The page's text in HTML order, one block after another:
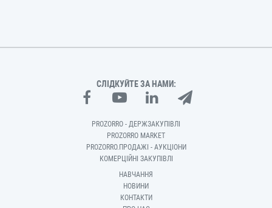
СЛІДКУЙТЕ ЗА НАМИ:
PROZORRO - ДЕРЖЗАКУПІВЛІ
PROZORRO MARKET
PROZORRO.ПРОДАЖІ - АУКЦІОНИ
КОМЕРЦІЙНІ ЗАКУПІВЛІ
НАВЧАННЯ
НОВИНИ
КОНТАКТИ